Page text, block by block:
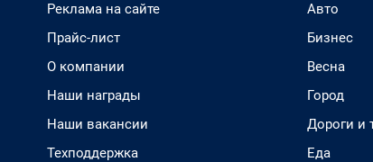
Реклама на сайте
Прайс-лист
О компании
Наши награды
Наши вакансии
Техподдержка
Авто
Бизнес
Весна
Город
Дороги и
Еда